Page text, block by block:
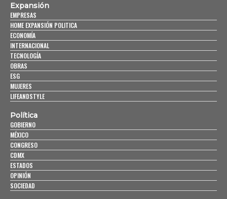
Expansión
EMPRESAS
HOME EXPANSIÓN POLITICA
ECONOMÍA
INTERNACIONAL
TECNOLOGÍA
OBRAS
ESG
MUJERES
LIFEANDSTYLE
Política
GOBIERNO
MÉXICO
CONGRESO
CDMX
ESTADOS
OPINIÓN
SOCIEDAD